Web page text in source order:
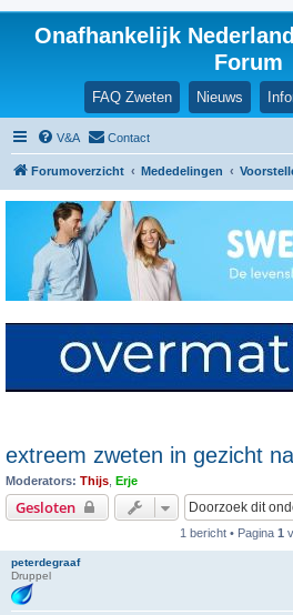
Onafhankelijk
Forum
FAQ Zweten Nieuws
V&A Contact
Forumoverzicht Mededelingen
extreem zweten in gezicht
Moderators: Thijs Erje
Gesloten
1 bericht • Pagina 1
peterdegraaf
Druppel